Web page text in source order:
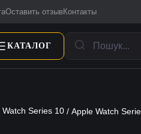
Оставить отзыв Контакты
КАТАЛОГ
Watch Series 10 / Apple Watch